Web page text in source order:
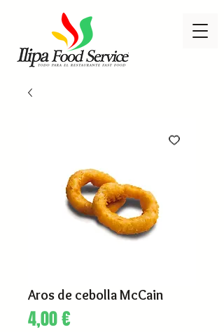
Aros de cebolla McCain
4,00 €Precio